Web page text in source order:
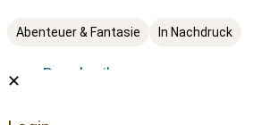
✕
Abenteuer & Fantasie In Nachdruck
Beschreibung
Text von